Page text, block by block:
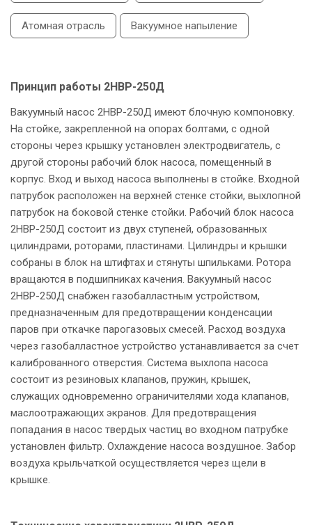
Атомная отрасль Вакуумное напыление
Принцип работы 2НВР-250Д
Вакуумный насос 2НВР-250Д имеют блочную компоновку.
На стойке, закрепленной на oпopax болтами, с одной
стороны через крышку установлен электродвигатель, с
другой стороны рабочий блок насоса, помещенный в
корпус. Вход и выход насоса выполнены в стойке. Входной
патрубок расположен на верхней стенке стойки, выхлопной
патрубок на боковой стенке стойки. Рабочий блок насоса
2НВР-250Д состоит из двух ступеней, образованных
цилиндрами, роторами, пластинами. Цилиндры и крышки
собраны в блок на штифтах и стянуты шпильками. Ротора
вращаются в подшипниках качения. Вакуумный нacoc
2НВР-250Д снабжен газобалластным устройством,
предназначенным для предотвращении конденсации
паров при откачке парогазовых смесей. Расход воздуха
через газобалластное устройство устанавливается за счет
калиброванного отверстия. Система выхлопа насоса
состоит из резиновых клапанов, пружин, крышек,
служащих одновременно ограничителями хода клапанов,
маслоотражающих экранов. Для предотвращения
попадания в насос твердых частиц во входном патрубке
установлен фильтр. Охлаждение насоса воздушное. Забор
воздуха крыльчаткой осуществляется через щели в
крышке.